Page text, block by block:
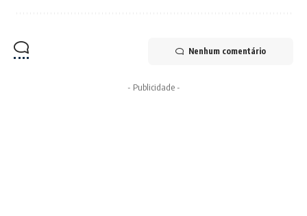
Nenhum comentário
- Publicidade -